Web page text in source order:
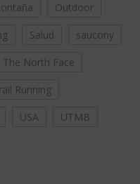
Outdoor
Salud saucony
The North Face
Running
USA UTMB